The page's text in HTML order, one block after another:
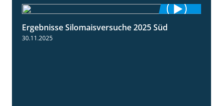
Ergebnisse Silomaisversuche 2025 Süd
30.11.2025